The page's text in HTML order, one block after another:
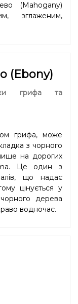
(Mahogany)
зглаженим,
(Ebony)
грифа та
грифа, може
з чорного
на дорогих
Це один з
що надає
цінується у
дерева
водночас.